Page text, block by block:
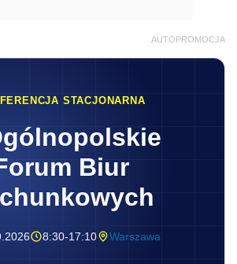
AUTOPROMOCJA
STACJONARNA
Biur
8:30-17:10 Warszawa